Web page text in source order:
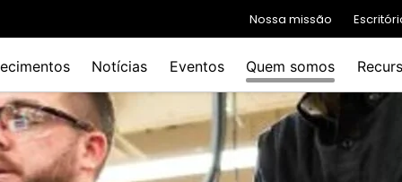
Nossa missão
Notícias Eventos Quem somos